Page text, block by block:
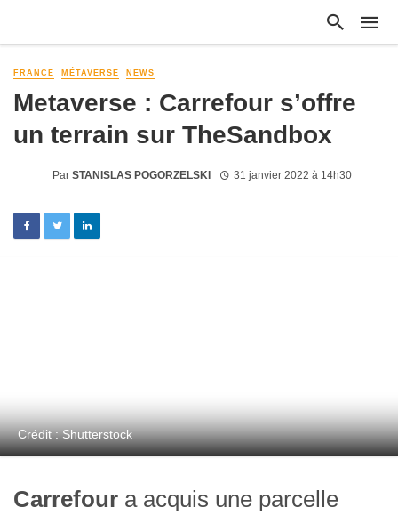
FRANCE MÉTAVERSE NEWS
Metaverse : Carrefour s’offre
un terrain sur TheSandbox
Par STANISLAS POGORZELSKI 31 janvier 2022 à 14h30
Crédit : Shutterstock
Carrefour a acquis une parcelle